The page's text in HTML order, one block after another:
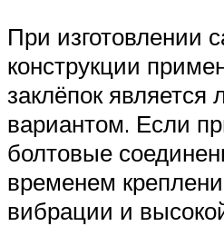
При изготовлении
конструкции
заклёпок является
вариантом. Если
болтовые
временем
вибрации и